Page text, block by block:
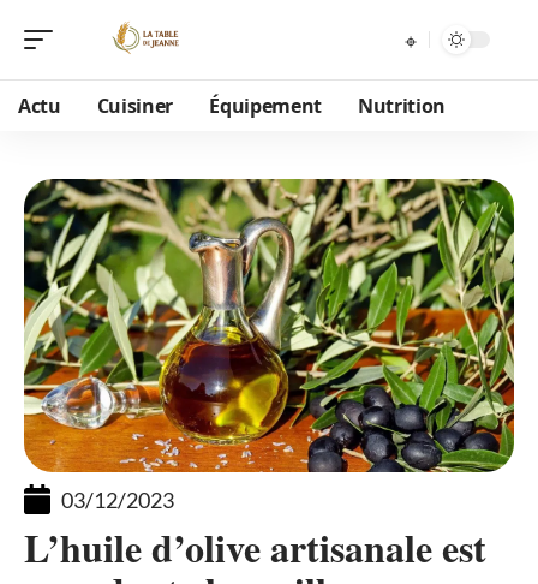
Actu Cuisiner Équipement Nutrition
03/12/2023
L’huile d’olive artisanale est